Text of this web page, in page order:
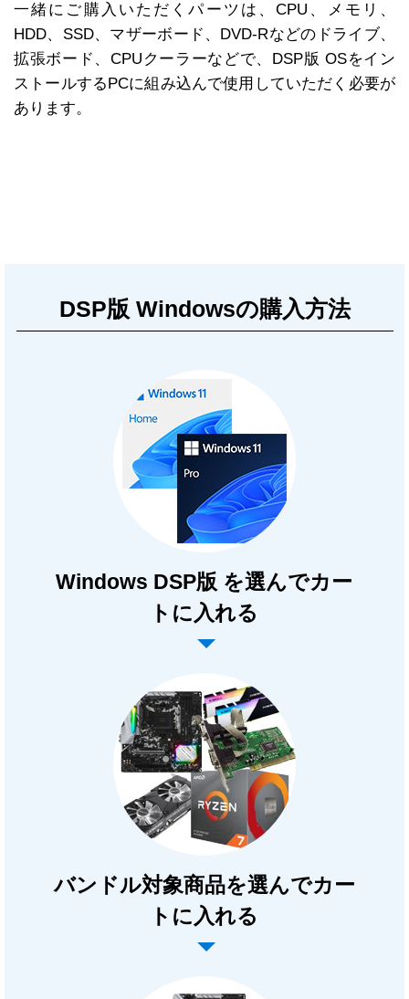
一緒にご購入いただくパーツは、CPU、メモリ、
HDD、SSD、マザーボード、DVD-Rなどのドライブ、
拡張ボード、CPUクーラーなどで、DSP版 OSをイン
ストールするPCに組み込んで使用していただく必要が
あります。
DSP版 Windowsの購入方法
Windows DSP版 を選んでカー
トに入れる
バンドル対象商品を選んでカー
トに入れる